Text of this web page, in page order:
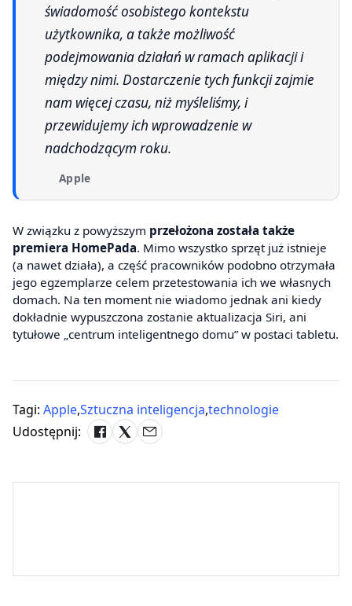
świadomość osobistego kontekstu
użytkownika, a także możliwość
podejmowania działań w ramach aplikacji i
między nimi. Dostarczenie tych funkcji zajmie
nam więcej czasu, niż myśleliśmy, i
przewidujemy ich wprowadzenie w
nadchodzącym roku.
Apple
W związku z powyższym przełożona została także
premiera HomePada. Mimo wszystko sprzęt już istnieje
(a nawet działa), a część pracowników podobno otrzymała
jego egzemplarze celem przetestowania ich we własnych
domach. Na ten moment nie wiadomo jednak ani kiedy
dokładnie wypuszczona zostanie aktualizacja Siri, ani
tytułowe „centrum inteligentnego domu” w postaci tabletu.
Tagi: Apple,Sztuczna inteligencja,technologie
Udostępnij: